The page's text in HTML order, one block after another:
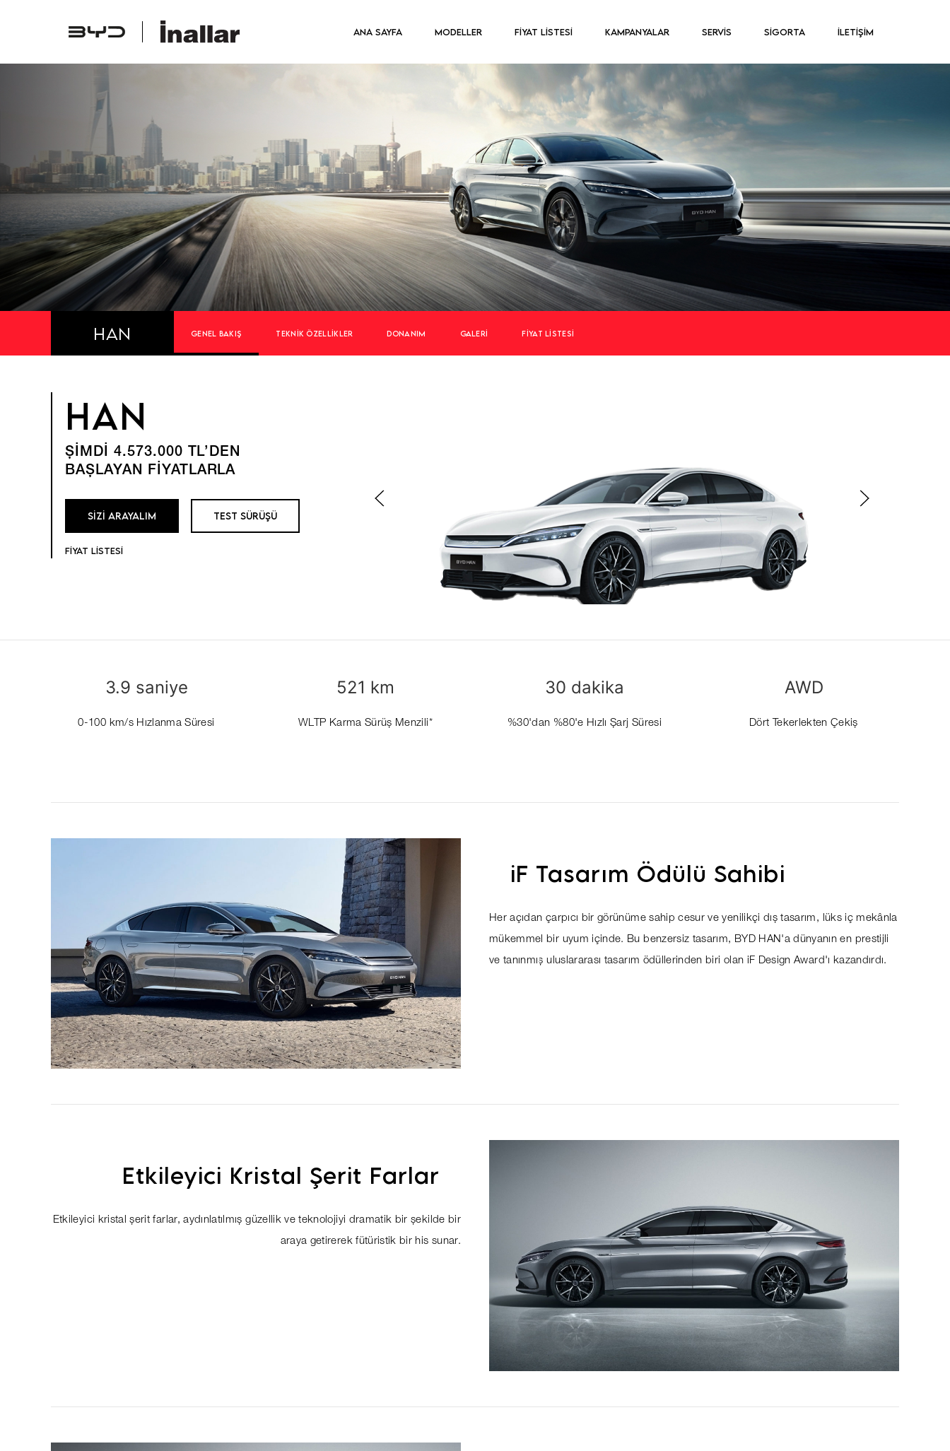
ANA SAYFA MODELLER FİYAT LİSTESİ KAMPANYALAR SERVİS SİGORTA İLETİŞİM
HAN GENEL BAKIŞ TEKNIK ÖZELLIKLER DONANIM GALERI FIYAT LISTESI
HAN
ŞİMDİ 4.573.000 TL’DEN
BAŞLAYAN FİYATLARLA
SİZİ ARAYALIM TEST SÜRÜŞÜ
FİYAT LİSTESİ
3.9 saniye
0-100 km/s Hızlanma Süresi
521 km
WLTP Karma Sürüş Menzili*
30 dakika
%30'dan %80'e Hızlı Şarj Süresi
AWD
Dört Tekerlekten Çekiş
iF Tasarım Ödülü Sahibi
Her açıdan çarpıcı bir görünüme sahip cesur ve yenilikçi dış tasarım, lüks iç mekânla
mükemmel bir uyum içinde. Bu benzersiz tasarım, BYD HAN'a dünyanın en prestijli
ve tanınmış uluslararası tasarım ödüllerinden biri olan iF Design Award'ı kazandırdı.
Etkileyici Kristal Şerit Farlar
Etkileyici kristal şerit farlar, aydınlatılmış güzellik ve teknolojiyi dramatik bir şekilde bir
araya getirerek fütüristik bir his sunar.